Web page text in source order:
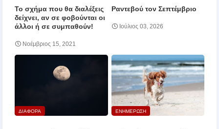
Το σχήμα που θα διαλέξεις
δείχνει, αν σε φοβούνται οι
άλλοι ή σε συμπαθούν!
Νοέμβριος 15, 2021
Ραντεβού τον Σεπτέμβριο
Ιούλιος 03, 2026
ΔΙΑΦΟΡΑ ΕΝΗΜΕΡΩΣΗ